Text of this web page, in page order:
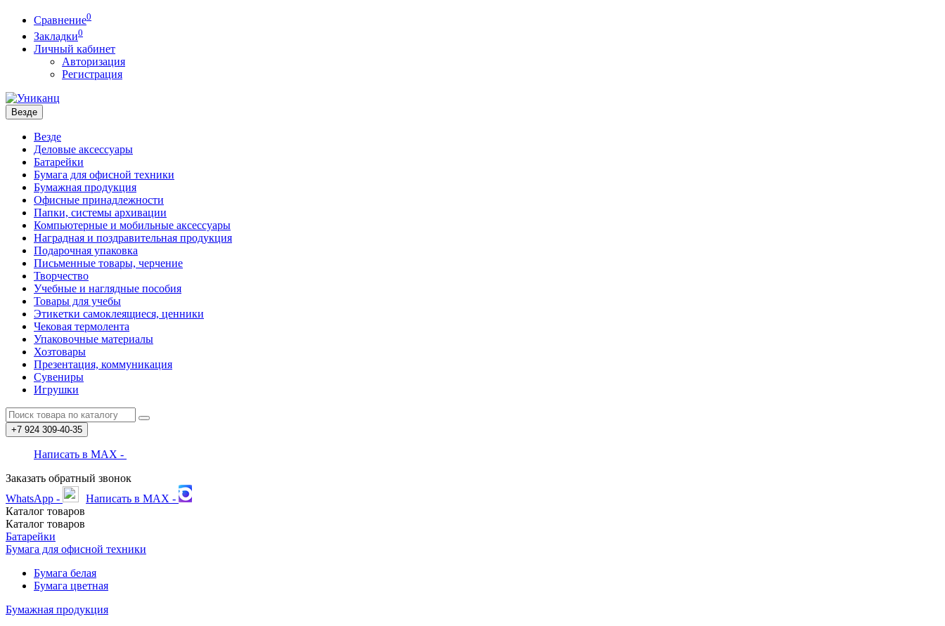
Сравнение0
Закладки0
Личный кабинет
Авторизация
Регистрация
Везде
Везде
Деловые аксессуары
Батарейки
Бумага для офисной техники
Бумажная продукция
Офисные принадлежности
Папки, системы архивации
Компьютерные и мобильные аксессуары
Наградная и поздравительная продукция
Подарочная упаковка
Письменные товары, черчение
Творчество
Учебные и наглядные пособия
Товары для учебы
Этикетки самоклеящиеся, ценники
Чековая термолента
Упаковочные материалы
Хозтовары
Презентация, коммуникация
Сувениры
Игрушки
+7 924 309-40-35
Написать в MAX -
Заказать обратный звонок
WhatsApp -
Написать в MAX -
Каталог товаров
Каталог товаров
Батарейки
Бумага для офисной техники
Бумага белая
Бумага цветная
Бумажная продукция